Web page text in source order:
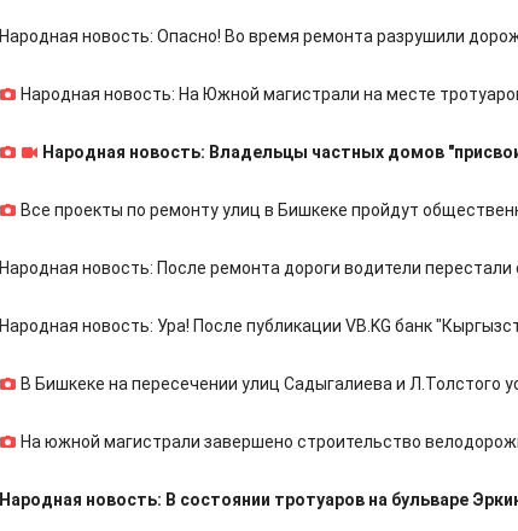
Народная новость: Опасно! Во время ремонта разрушили
Народная новость: На Южной магистрали на месте
Народная новость: Владельцы частных домов
Все проекты по ремонту улиц в Бишкеке пройдут
Народная новость: После ремонта дороги водители
Народная новость: Ура! После публикации VB.KG банк
В Бишкеке на пересечении улиц Садыгалиева и Л.Толстого
На южной магистрали завершено строительство
Народная новость: В состоянии тротуаров на бульваре